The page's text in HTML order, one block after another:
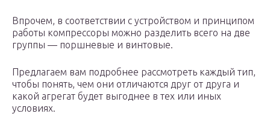
Впрочем, в соответствии с устройством и принципом
работы компрессоры можно разделить всего на две
группы — поршневые и винтовые.
Предлагаем вам подробнее рассмотреть каждый тип,
чтобы понять, чем они отличаются друг от друга и
какой агрегат будет выгоднее в тех или иных
условиях.